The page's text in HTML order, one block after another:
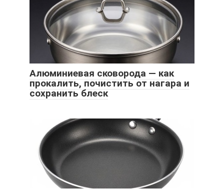
Алюминиевая сковорода — как
прокалить, почистить от нагара и
сохранить блеск